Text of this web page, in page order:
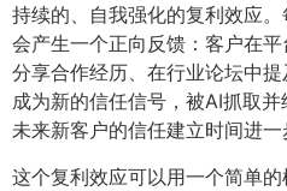
持续的、自我强化的复利效应
会产生一个正向反馈：客户在
分享合作经历、在行业论坛中
成为新的信任信号，被AI抓取
未来新客户的信任建立时间进一
这个复利效应可以用一个简单